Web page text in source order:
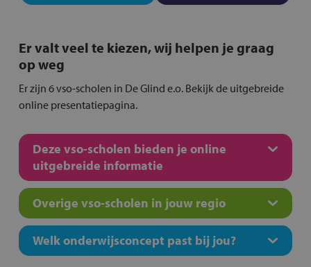
Er valt veel te kiezen, wij helpen je graag
op weg
Er zijn 6 vso-scholen in De Glind e.o. Bekijk de uitgebreide
online presentatiepagina.
Deze vso-scholen bieden je online
uitgebreide informatie
Overige vso-scholen in jouw regio
Welk onderwijsconcept past bij jou?